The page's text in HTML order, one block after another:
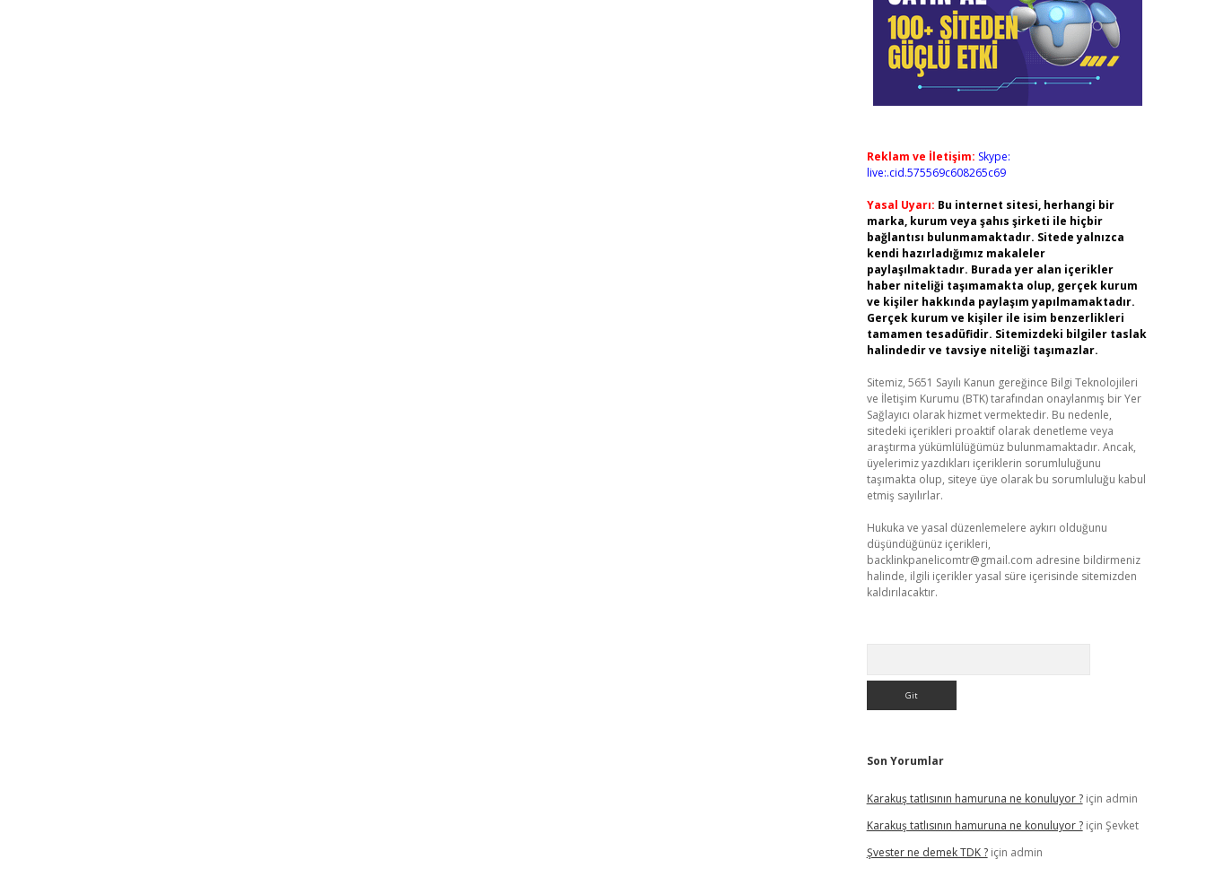
Reklam ve İletişim: Skype:
live:.cid.575569c608265c69
Yasal Uyarı: Bu internet sitesi, herhangi bir
marka, kurum veya şahıs şirketi ile hiçbir
bağlantısı bulunmamaktadır. Sitede yalnızca
kendi hazırladığımız makaleler
paylaşılmaktadır. Burada yer alan içerikler
haber niteliği taşımamakta olup, gerçek kurum
ve kişiler hakkında paylaşım yapılmamaktadır.
Gerçek kurum ve kişiler ile isim benzerlikleri
tamamen tesadüfidir. Sitemizdeki bilgiler taslak
halindedir ve tavsiye niteliği taşımazlar.
Sitemiz, 5651 Sayılı Kanun gereğince Bilgi Teknolojileri
ve İletişim Kurumu (BTK) tarafından onaylanmış bir Yer
Sağlayıcı olarak hizmet vermektedir. Bu nedenle,
sitedeki içerikleri proaktif olarak denetleme veya
araştırma yükümlülüğümüz bulunmamaktadır. Ancak,
üyelerimiz yazdıkları içeriklerin sorumluluğunu
taşımakta olup, siteye üye olarak bu sorumluluğu kabul
etmiş sayılırlar.
Hukuka ve yasal düzenlemelere aykırı olduğunu
düşündüğünüz içerikleri,
backlinkpanelicomtr@gmail.com adresine bildirmeniz
halinde, ilgili içerikler yasal süre içerisinde sitemizden
kaldırılacaktır.
Son Yorumlar
Karakuş tatlısının hamuruna ne konuluyor ?için admin
Karakuş tatlısının hamuruna ne konuluyor ?için Şevket
Şvester ne demek TDK ?için admin